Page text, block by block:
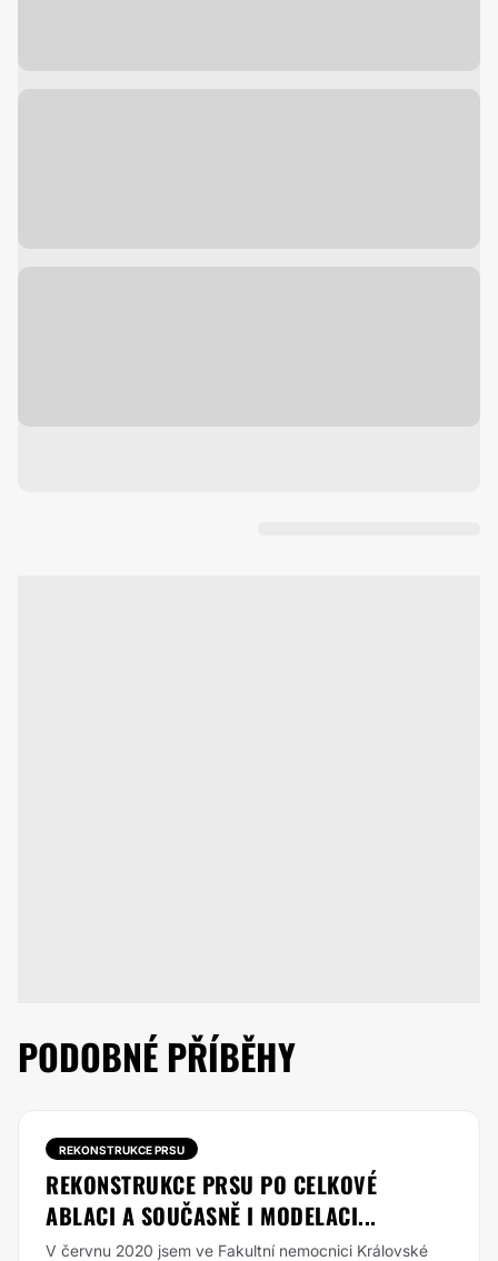
PODOBNÉ PŘÍBĚHY
REKONSTRUKCE PRSU
REKONSTRUKCE PRSU PO CELKOVÉ
ABLACI A SOUČASNĚ I MODELACI...
V červnu 2020 jsem ve Fakultní nemocnici Královské